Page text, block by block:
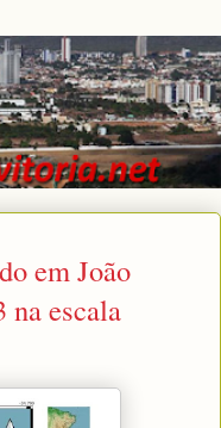
em João
na escala